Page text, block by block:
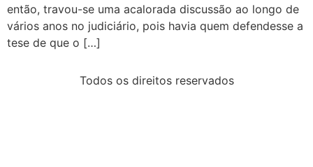
Fale com um advogado
então, travou-se uma acalorada discussão ao longo de
vários anos no judiciário, pois havia quem defendesse a
tese de que o […]
Todos os direitos reservados